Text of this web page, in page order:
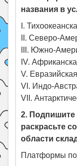
названия в
I.
II. Северо-
III. Южно-
IV.
V.
VI. Индо-
VII.
2. Подпишите
раскрасьте
области
Платформы